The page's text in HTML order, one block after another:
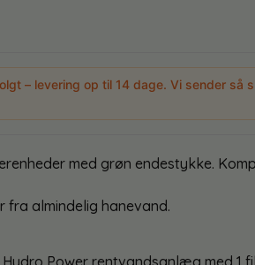
– levering op til 14 dage. Vi sender så
med grøn endestykke.
fra almindelig hanevand.
Power rentvandsanlæg med 1